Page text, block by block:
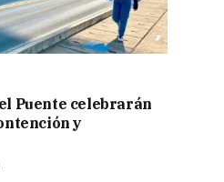
Puente celebrarán
y